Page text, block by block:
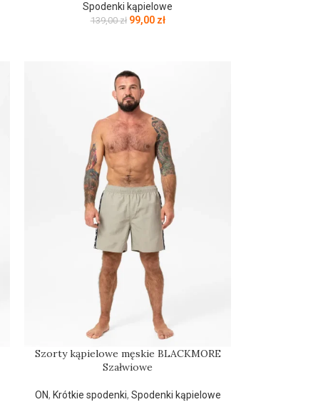
Spodenki kąpielowe
139,00zł 99,00 zł
Szorty kąpielowe męskie BLACKMORE
Szałwiowe
ON, Krótkie spodenki, Spodenki kąpielowe